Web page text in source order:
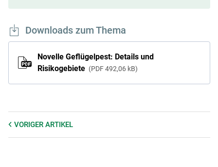
Downloads zum Thema
Novelle Geflügelpest: Details und
Risikogebiete
PDF 492,06 kB
VORIGER ARTIKEL